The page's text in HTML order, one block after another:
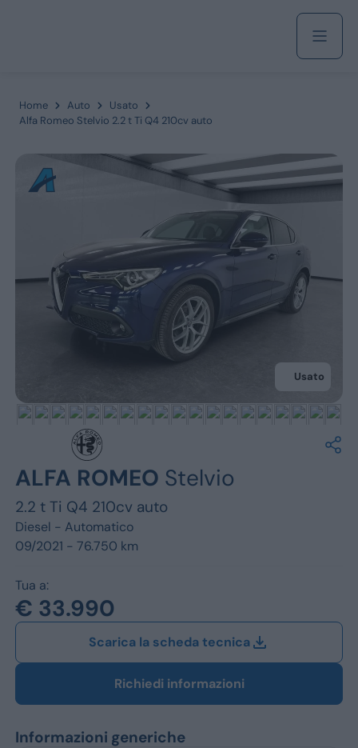
Azienda
Servizi
Marchi
Fiat
Renault
Home Auto
Usato
Alfa Romeo Stelvio 2.2 t Ti Q4 210cv auto
Usato
ALFA ROMEO Stelvio
2.2 t Ti Q4 210cv auto
Diesel - Automatico
09/2021 - 76.750 km
Tua a:
€ 33.990
Scarica la scheda tecnica
Richiedi informazioni
Informazioni generiche